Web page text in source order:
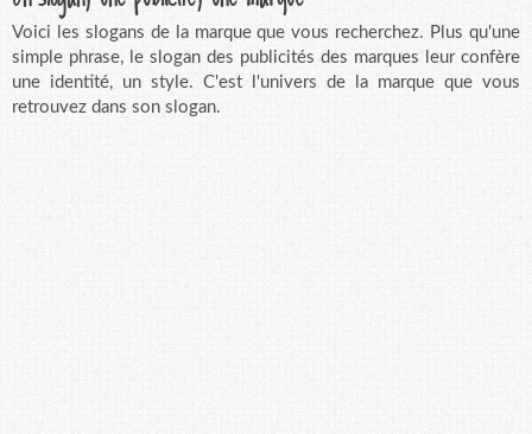
Voici les slogans de la marque que vous recherchez. Plus qu'une
simple phrase, le slogan des publicités des marques leur confère
une identité, un style. C'est l'univers de la marque que vous
retrouvez dans son slogan.